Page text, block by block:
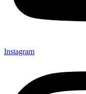
Instagram